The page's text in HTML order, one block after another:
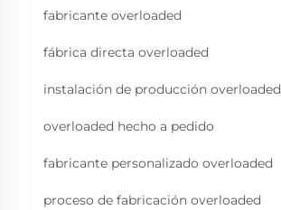
fabricante overloaded
fábrica directa overloaded
instalación de producción overloaded
overloaded hecho a pedido
fabricante personalizado overloaded
proceso de fabricación overloaded